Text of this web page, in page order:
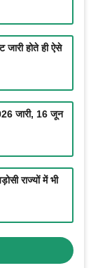
होते ही ऐसे
जारी, 16 जून
राज्यों में भी